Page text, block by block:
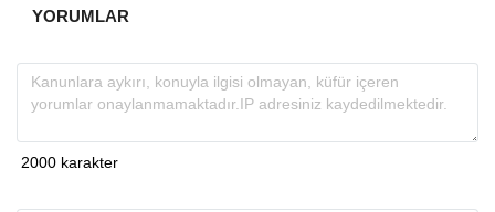
YORUMLAR